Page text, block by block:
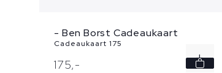
- Ben Borst Cadeaukaart
Cadeaukaart 175
175,-